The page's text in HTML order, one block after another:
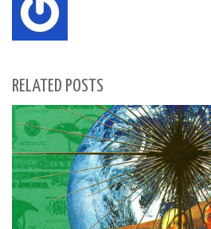
RELATED POSTS